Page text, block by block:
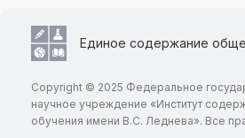
Единое содержание
Copyright © 2025 Федеральное
научное учреждение «Институт
обучения имени В.С. Леднева». Все